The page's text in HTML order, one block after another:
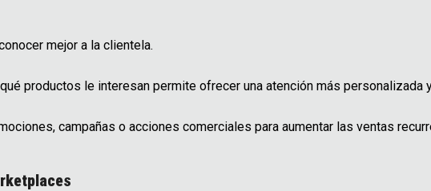
mejor a la clientela.
productos le interesan permite ofrecer una atención más personalizada
campañas o acciones comerciales para aumentar las ventas